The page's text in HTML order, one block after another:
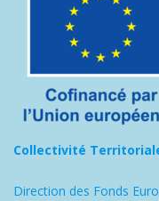
Collectivité
Direction des Fonds